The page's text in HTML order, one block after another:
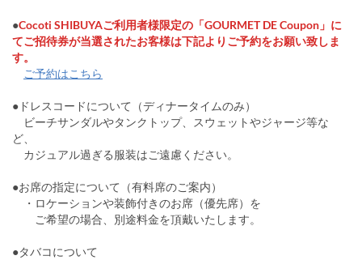
●Cocoti SHIBUYAご利用者様限定の「GOURMET DE Coupon」に
てご招待券が当選されたお客様は下記よりご予約をお願い致しま
す。
ご予約はこちら
●ドレスコードについて（ディナータイムのみ）
ビーチサンダルやタンクトップ、スウェットやジャージ等な
ど、
カジュアル過ぎる服装はご遠慮ください。
●お席の指定について（有料席のご案内）
・ロケーションや装飾付きのお席（優先席）を
ご希望の場合、別途料金を頂戴いたします。
●タバコについて